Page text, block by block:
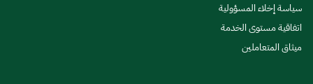
سياسة إخلاء المسؤولية
اتفاقية مستوى الخدمة
ميثاق المتعاملين